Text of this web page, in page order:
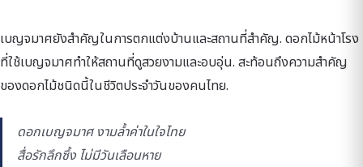
เบญจมาศยังสำคัญในการตกแต่งบ้านและสถานที่สำคัญ. ดอกไม้หน้าโรง
ที่ใช้เบญจมาศทำให้สถานที่ดูสวยงามและอบอุ่น. สะท้อนถึงความสำคัญ
ของดอกไม้ชนิดนี้ในชีวิตประจำวันของคนไทย.
ดอกเบญจมาศ งามล้ำค่าในใจไทย
สื่อรักลึกซึ้ง ไม่มีวันเลือนหาย